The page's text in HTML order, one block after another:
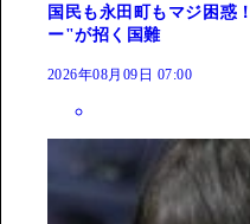
国民も永田町もマジ困
ー"が招く国難
2026年08月09日 07:00